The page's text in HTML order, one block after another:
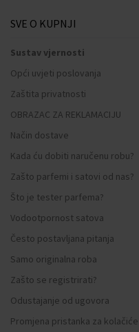
SVE O KUPNJI
Sustav vjernosti
Opći uvjeti poslovanja
Zaštita privatnosti
OBRAZAC ZA REKLAMACIJU
Način dostave
Kada ću dobiti naručenu robu?
Zašto parfemi i satovi od nas?
Što je tester parfema?
Vodootpornost satova
Često postavljana pitanja
Samo originalna roba
Zašto se registrirati?
Odustajanje od ugovora
Promjena pristanka za kolačiće